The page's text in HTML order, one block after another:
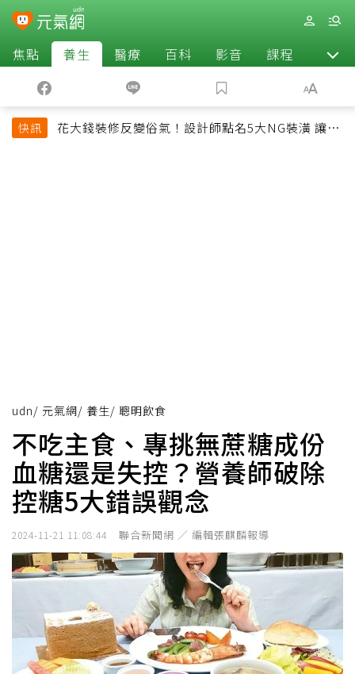
焦點 養生 醫療 百科 影音 課程 退休
快訊
花大錢裝修反變俗氣！設計師點名5大NG裝潢 讓客
udn/ 元氣網/ 養生/ 聰明飲食
不吃主食、專挑無蔗糖成份
血糖還是失控？營養師破除
控糖5大錯誤觀念
2024-11-21 11:08:44 聯合新聞網 ／ 編輯張麒麟報導